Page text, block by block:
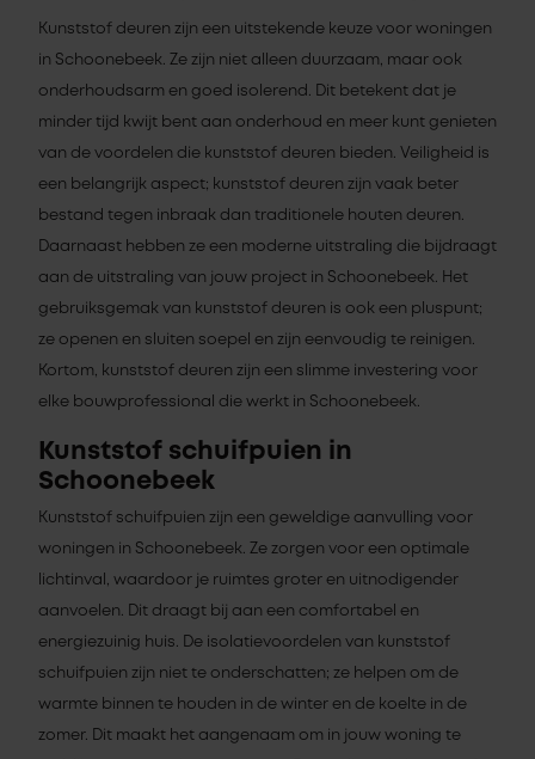
Kunststof deuren zijn een uitstekende keuze voor woningen
in Schoonebeek. Ze zijn niet alleen duurzaam, maar ook
onderhoudsarm en goed isolerend. Dit betekent dat je
minder tijd kwijt bent aan onderhoud en meer kunt genieten
van de voordelen die kunststof deuren bieden. Veiligheid is
een belangrijk aspect; kunststof deuren zijn vaak beter
bestand tegen inbraak dan traditionele houten deuren.
Daarnaast hebben ze een moderne uitstraling die bijdraagt
aan de uitstraling van jouw project in Schoonebeek. Het
gebruiksgemak van kunststof deuren is ook een pluspunt;
ze openen en sluiten soepel en zijn eenvoudig te reinigen.
Kortom, kunststof deuren zijn een slimme investering voor
elke bouwprofessional die werkt in Schoonebeek.
Kunststof schuifpuien in
Schoonebeek
Kunststof schuifpuien zijn een geweldige aanvulling voor
woningen in Schoonebeek. Ze zorgen voor een optimale
lichtinval, waardoor je ruimtes groter en uitnodigender
aanvoelen. Dit draagt bij aan een comfortabel en
energiezuinig huis. De isolatievoordelen van kunststof
schuifpuien zijn niet te onderschatten; ze helpen om de
warmte binnen te houden in de winter en de koelte in de
zomer. Dit maakt het aangenaam om in jouw woning te